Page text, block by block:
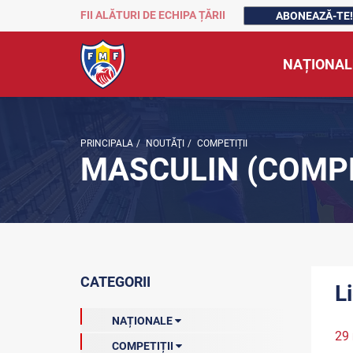
FII ALĂTURI DE ECHIPA ȚĂRII ABONEAZĂ-TE!
PRINCIPALA / NOUTĂŢI / COMPETIȚII
MASCULIN
CATEGORII
NAȚIONALE
COMPETIȚII
29